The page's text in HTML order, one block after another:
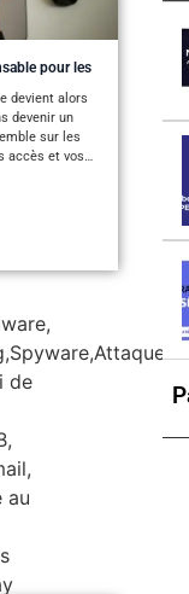
pour les
devient alors
devenir un
sur les
accès et vos
de
au